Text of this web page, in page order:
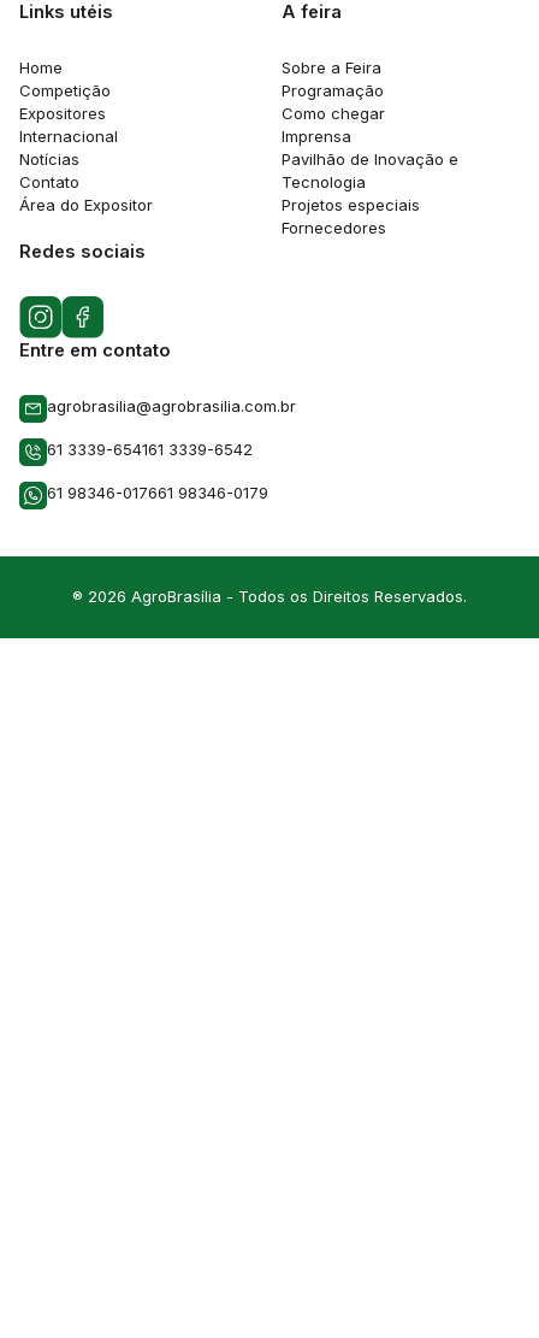
Links utéis
Home
Competição
Expositores
Internacional
Notícias
Contato
Área do Expositor
A feira
Sobre a Feira
Programação
Como chegar
Imprensa
Pavilhão de Inovação e
Tecnologia
Projetos especiais
Fornecedores
Redes sociais
Entre em contato
agrobrasilia@agrobrasilia.com.br
61 3339-654161 3339-6542
61 98346-017661 98346-0179
® 2026 AgroBrasília - Todos os Direitos Reservados.